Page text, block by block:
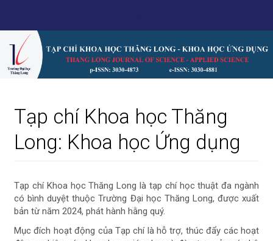
chính
Nội
dung
chính
Thanh
Tạp chí Khoa học Thăng
Long: Khoa học Ứng dụng
Tạp chí Khoa học Thăng Long là tạp chí học thuật đa ngành
có bình duyệt thuộc Trường Đại học Thăng Long, được xuất
bản từ năm 2024, phát hành hằng quý.
Mục đích hoạt động của Tạp chí là hỗ trợ, thúc đẩy các hoạt